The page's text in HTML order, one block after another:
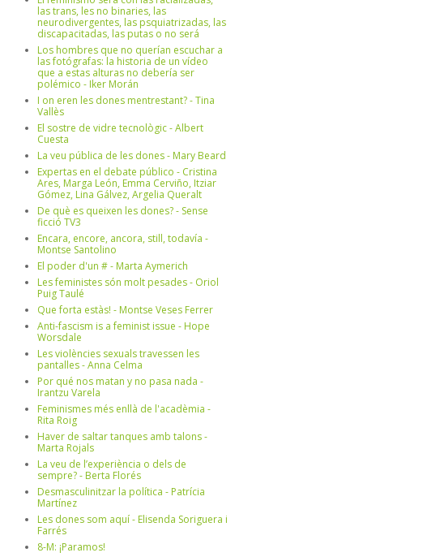
las trans, les no binaries, las
neurodivergentes, las psquiatrizadas, las
discapacitadas, las putas o no será
Los hombres que no querían escuchar a
las fotógrafas: la historia de un vídeo
que a estas alturas no debería ser
polémico - Iker Morán
I on eren les dones mentrestant? - Tina
Vallès
El sostre de vidre tecnològic - Albert
Cuesta
La veu pública de les dones - Mary Beard
Expertas en el debate público - Cristina
Ares, Marga León, Emma Cerviño, Itziar
Gómez, Lina Gálvez, Argelia Queralt
De què es queixen les dones? - Sense
ficció TV3
Encara, encore, ancora, still, todavía -
Montse Santolino
El poder d'un # - Marta Aymerich
Les feministes són molt pesades - Oriol
Puig Taulé
Que forta estàs! - Montse Veses Ferrer
Anti-fascism is a feminist issue - Hope
Worsdale
Les violències sexuals travessen les
pantalles - Anna Celma
Por qué nos matan y no pasa nada -
Irantzu Varela
Feminismes més enllà de l'acadèmia -
Rita Roig
Haver de saltar tanques amb talons -
Marta Rojals
La veu de l’experiència o dels de
sempre? - Berta Florés
Desmasculinitzar la política - Patrícia
Martínez
Les dones som aquí - Elisenda Soriguera i
Farrés
8-M: ¡Paramos!